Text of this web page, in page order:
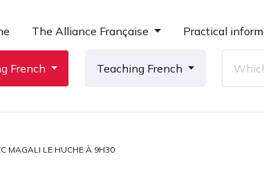
The Alliance Française Practical
French Teaching French
MAGALI LE HUCHE À 9H30